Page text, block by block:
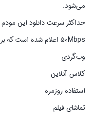
می‌شود.
50Mbps اعلام شده است که برای:
وب‌گردی
کلاس آنلاین
استفاده روزمره
تماشای فیلم